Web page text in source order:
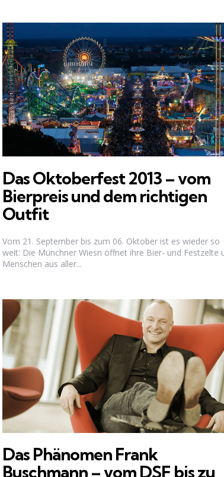
Das Oktoberfest 2013 – vom
Bierpreis und dem richtigen
Outfit
Vom 21. September bis zum 06. Oktober ist es wieder so
weit: Die Münchner Wiesn öffnet ihre Bier- und Festzelte
Menschen aus aller...
Das Phänomen Frank
Buschmann – vom DSF bis zu